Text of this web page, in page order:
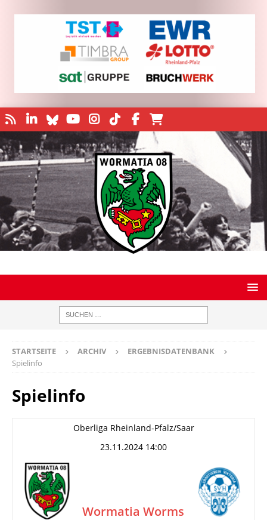
STARTSEITE ARCHIV
ERGEBNISDATENBANK
Spielinfo
Spielinfo
Oberliga Rheinland-Pfalz/Saar
23.11.2024 14:00
Wormatia Worms